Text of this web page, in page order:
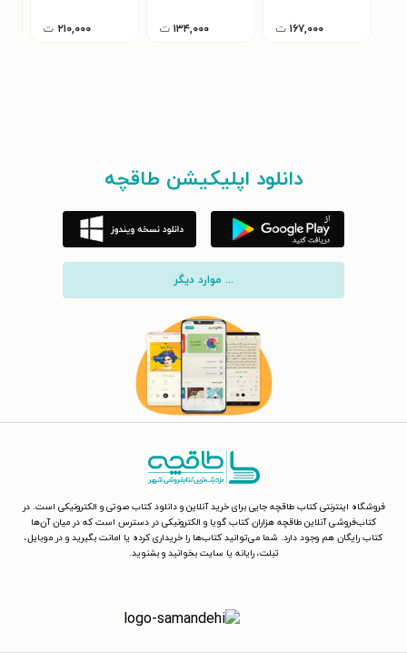
۱۶۷,۰۰۰ ت ۱۳۴,۰۰۰ ت ۲۱۰,۰۰۰ ت
دانلود اپلیکیشن طاقچه
... موارد دیگر
فروشگاه اینترنتی کتاب طاقچه جایی برای خرید آنلاین و دانلود کتاب صوتی و الکترونیکی است. در
کتاب‌فروشی آنلاین طاقچه هزاران کتاب گویا و الکترونیکی در دسترس است که در میان آن‌ها
کتاب رایگان هم وجود دارد. شما می‌توانید کتاب‌ها را خریداری کرده یا امانت بگیرید و در موبایل،
تبلت، رایانه یا سایت بخوانید و بشنوید.